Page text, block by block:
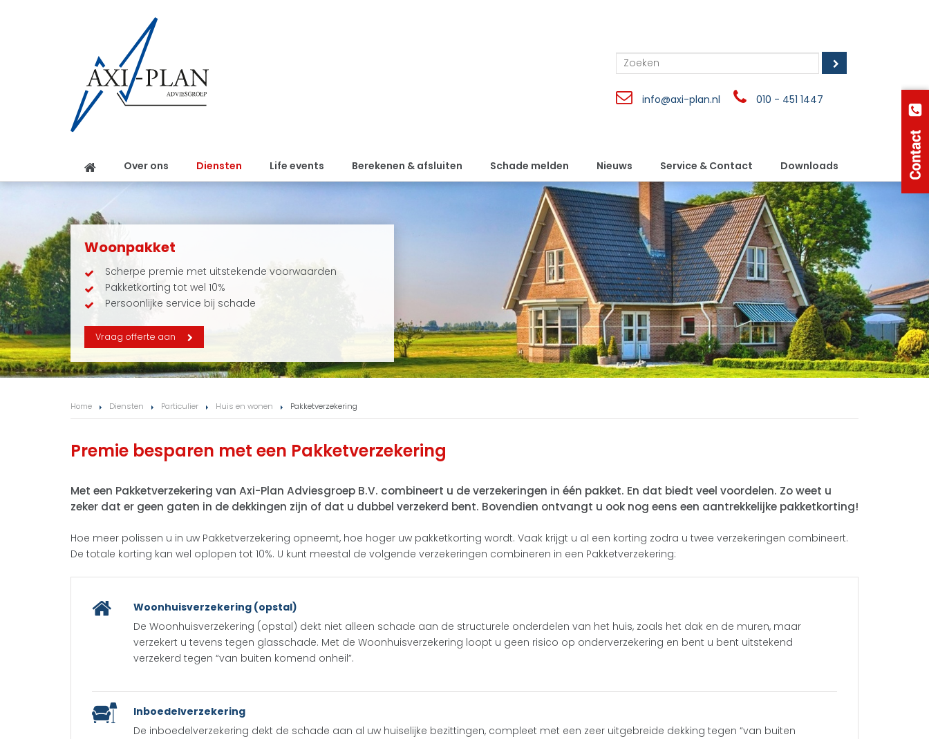
info@axi-plan.nl 010 - 451 1447
Over ons Diensten Life events Berekenen & afsluiten Schade melden Nieuws Service & Contact Downloads
Woonpakket
Scherpe premie met uitstekende voorwaarden
Pakketkorting tot wel 10%
Persoonlijke service bij schade
Vraag offerte aan
Home Diensten Particulier Huis en wonen Pakketverzekering
Premie besparen met een Pakketverzekering
Met een Pakketverzekering van Axi-Plan Adviesgroep B.V. combineert u de verzekeringen in één pakket. En dat biedt veel voordelen. Zo weet u
zeker dat er geen gaten in de dekkingen zijn of dat u dubbel verzekerd bent. Bovendien ontvangt u ook nog eens een aantrekkelijke pakketkorting!
Hoe meer polissen u in uw Pakketverzekering opneemt, hoe hoger uw pakketkorting wordt. Vaak krijgt u al een korting zodra u twee verzekeringen combineert.
De totale korting kan wel oplopen tot 10%. U kunt meestal de volgende verzekeringen combineren in een Pakketverzekering:
Woonhuisverzekering (opstal)
De Woonhuisverzekering (opstal) dekt niet alleen schade aan de structurele onderdelen van het huis, zoals het dak en de muren, maar
verzekert u tevens tegen glasschade. Met de Woonhuisverzekering loopt u geen risico op onderverzekering en bent u bent uitstekend
verzekerd tegen “van buiten komend onheil”.
Inboedelverzekering
De inboedelverzekering dekt de schade aan al uw huiselijke bezittingen, compleet met een zeer uitgebreide dekking tegen “van buiten